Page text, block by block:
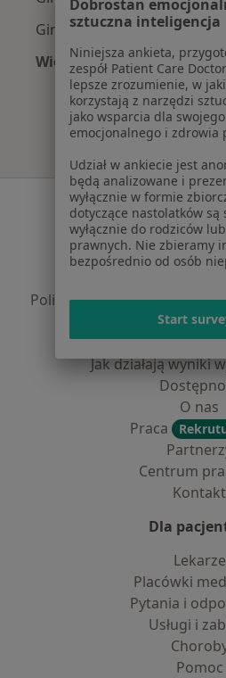
Ginekolodzy z Compensa w
Więcej (6)
Więcej w kategorii:
Serwis
Polityka
Polityka prywatności dla
dane pozyskaliśmy
Polityka
Jak działają wyniki
O nas
Praca
Centrum
Kontakt
Dla
Lekarze
Placówki
Pytania i
Usługi i
Pomoc
Dobrostan
sztuczna inteligencja
Niniejsza ankieta,
zespół Patient Care
lepsze zrozumienie, w
korzystają z narzędzi
jako wsparcia dla
emocjonalnego i zdrowia
Udział w ankiecie jest
będą analizowane i
wyłącznie w formie
dotyczące nastolatków są
wyłącznie do rodziców
prawnych. Nie zbieramy
bezpośrednio od osób
Start